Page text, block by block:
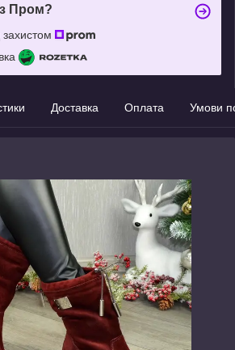
Пром?
Доставка Оплата Умови